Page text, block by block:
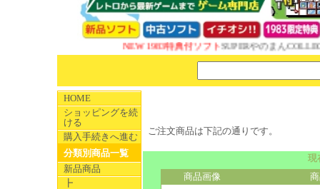
NEW 1983特典付ソフトSUPERやのまん
HOME
ショッピングを続
ける
購入手続きへ進む
分類別商品一覧
新品商品
┣
ご注文商品は下記の通りです。
現
商品画像